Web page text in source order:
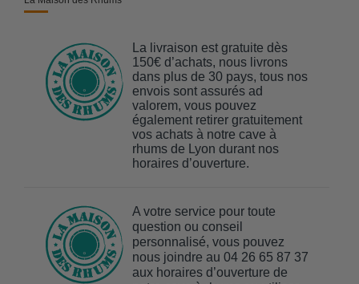
La livraison est gratuite dès
150€ d’achats, nous livrons
dans plus de 30 pays, tous nos
envois sont assurés ad
valorem, vous pouvez
également retirer gratuitement
vos achats à notre cave à
rhums de Lyon durant nos
horaires d’ouverture.
A votre service pour toute
question ou conseil
personnalisé, vous pouvez
nous joindre au 04 26 65 87 37
aux horaires d’ouverture de